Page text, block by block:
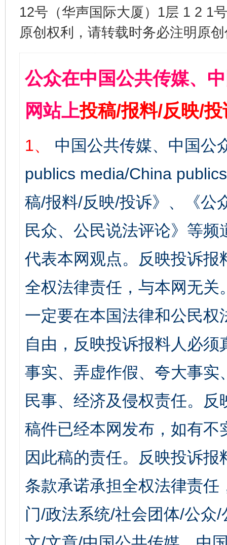
12号（华声国际大厦）1层 1 2 1
原创权利，请转载时务必注明原
公众在中国公共传媒、
网站上投稿/报料/反映/
1、
中国公共传媒、中国公
publics media/China
稿/报料/反映/投诉》、《公
民众、公民说法评论》等
代表本网观点。反映投诉
全权法律责任，与本网无
一定要在本国法律和公民
自由，反映投诉报料人必
事实、弄虚作假、夸大事
民事、经济及侵权责任。
稿件已经本网发布，如有
因此稿的责任。反映投诉
条款承诺承担全权法律责
门/政法系统/社会团体/公众